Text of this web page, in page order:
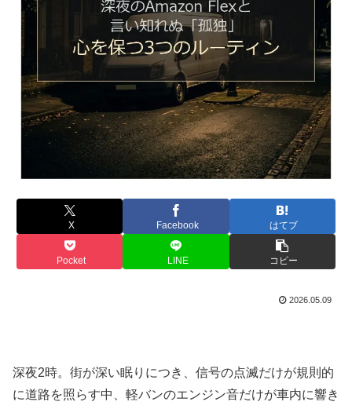
X Facebook はてブ
Pocket LINE コピー
2026.05.09
深夜2時。街が深い眠りにつき、信号の点滅だけが規則的
に道路を照らす中、軽バンのエンジン音だけが車内に響き